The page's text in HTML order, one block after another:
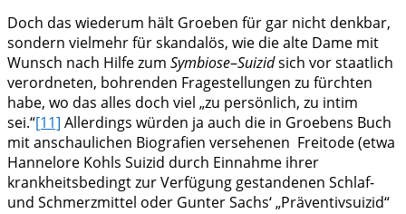
Doch das wiederum hält Groeben für gar nicht denkbar,
sondern vielmehr für skandalös, wie die alte Dame mit
Wunsch nach Hilfe zum Symbiose–Suizidsich vor staatlich
verordneten, bohrenden Fragestellungen zu fürchten
habe, wo das alles doch viel „zu persönlich, zu intim
sei.“[11] Allerdings würden ja auch die in Groebens Buch
mit anschaulichen Biografien versehenen Freitode (etwa
Hannelore Kohls Suizid durch Einnahme ihrer
krankheitsbedingt zur Verfügung gestandenen Schlaf-
und Schmerzmittel oder Gunter Sachs‘ „Präventivsuizid“